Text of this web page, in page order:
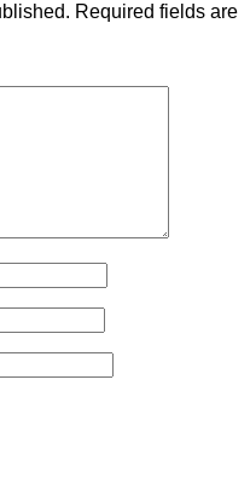
Required fields are